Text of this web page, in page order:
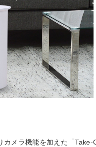
カメラ機能を加えた「